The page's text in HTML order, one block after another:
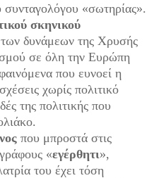
«σωτηρίας».
σκηνικού
δυνάμεων της Χρυσής
σε όλη την Ευρώπη
που ευνοεί η
χωρίς πολιτικό
της πολιτικής που
που μπροστά στις
«εγέρθητι»,
του έχει τόση